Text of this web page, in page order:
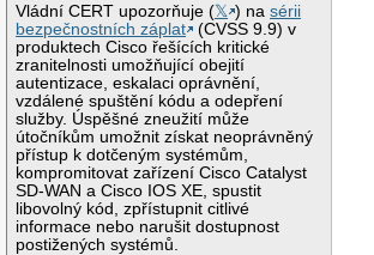
Vládní CERT upozorňuje (𝕏 ) nasérii
bezpečnostních záplat
(CVSS 9.9) v
produktech Cisco řešících kritické
zranitelnosti umožňující obejití
autentizace, eskalaci oprávnění,
vzdálené spuštění kódu a odepření
služby. Úspěšné zneužití může
útočníkům umožnit získat neoprávněný
přístup k dotčeným systémům,
kompromitovat zařízení Cisco Catalyst
SD-WAN a Cisco IOS XE, spustit
libovolný kód, zpřístupnit citlivé
informace nebo narušit dostupnost
postižených systémů.